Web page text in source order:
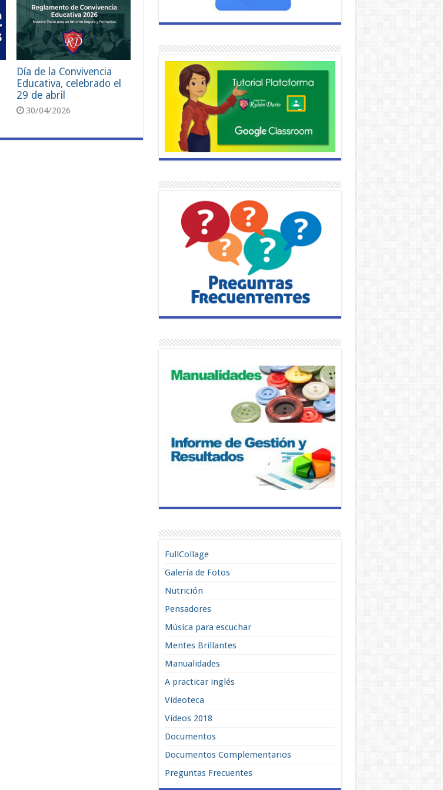
Día de la Convivencia
Educativa, celebrado el
29 de abril
30/04/2026
FullCollage
Galería de Fotos
Nutrición
Pensadores
Música para escuchar
Mentes Brillantes
Manualidades
A practicar inglés
Videoteca
Vídeos 2018
Documentos
Documentos Complementarios
Preguntas Frecuentes